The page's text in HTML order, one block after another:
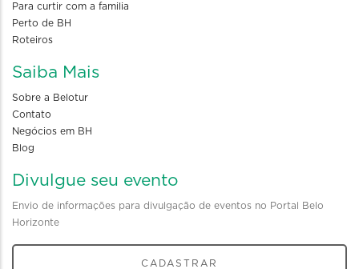
Para curtir com a familia
Perto de BH
Roteiros
Saiba Mais
Sobre a Belotur
Contato
Negócios em BH
Blog
Divulgue seu evento
Envio de informações para divulgação de eventos no Portal Belo
Horizonte
CADASTRAR